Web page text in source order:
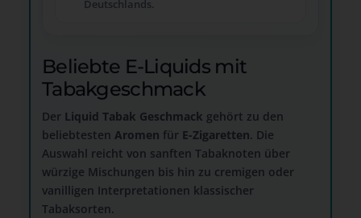
Deutschlands.
Beliebte E-Liquids mit
Tabakgeschmack
Der Liquid Tabak Geschmack gehört zu den
beliebtesten Aromen für E-Zigaretten. Die
Auswahl reicht von sanften Tabaknoten über
würzige Mischungen bis hin zu cremigen oder
vanilligen Interpretationen klassischer
Tabaksorten.